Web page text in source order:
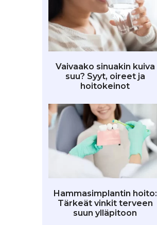
Vaivaako sinuakin kuiva
suu? Syyt, oireet ja
hoitokeinot
Hammasimplantin hoito:
Tärkeät vinkit terveen
suun ylläpitoon